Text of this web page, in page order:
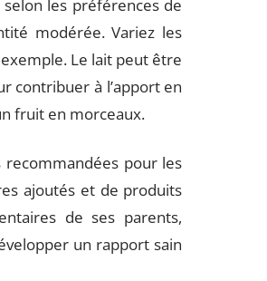
les préférences de
modérée. Variez les
Le lait peut être
contribuer à l’apport en
fruit en morceaux.
pour les
ajoutés et de produits
de ses parents,
un rapport sain